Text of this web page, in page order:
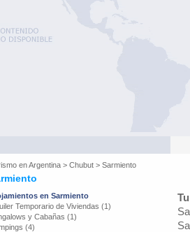
enArgentina > Chubut > Sarmiento
en Sarmiento
Temporario de Viviendas (1)
y Cabañas (1)
(4)